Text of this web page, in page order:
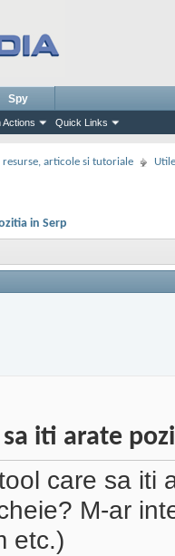
Actions Quick Links
Spy
articole si tutoriale Utile
in Serp
iti arate
care sa iti
M-ar
etc.)